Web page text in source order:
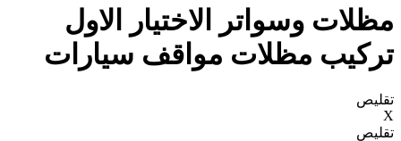
مظلات وسواتر الاختيار الاول
تركيب مظلات مواقف سيارات
تقليص
X
تقليص